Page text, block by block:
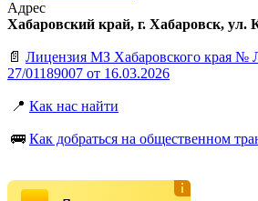
Адрес
Хабаровский край, г. Хабаровск, ул.
📄 Лицензия МЗ Хабаровского края №
27/01189007 от 16.03.2026
📍 Как нас найти
🚌 Как добраться на общественном